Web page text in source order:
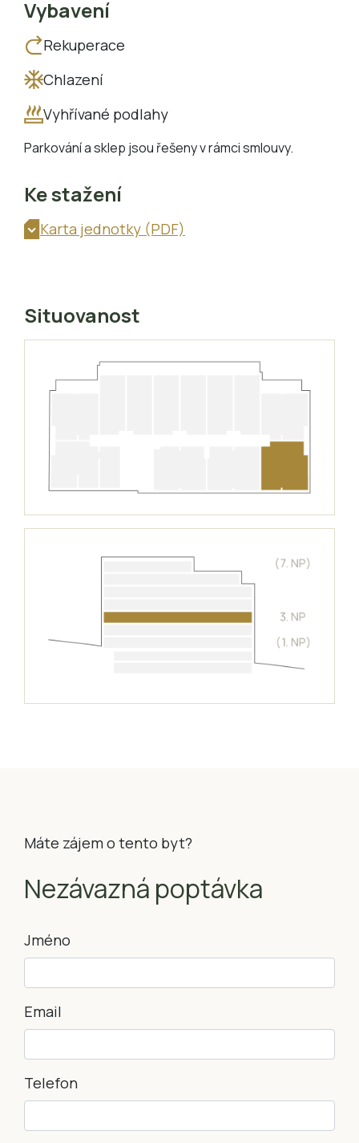
Vybavení
Rekuperace
Chlazení
Vyhřívané podlahy
Parkování a sklep jsou řešeny v rámci smlouvy.
Ke stažení
Karta jednotky (PDF)
Situovanost
Máte zájem o tento byt?
Nezávazná poptávka
Jméno
Email
Telefon